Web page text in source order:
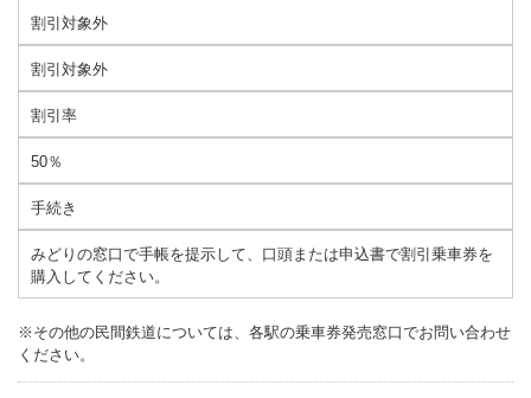
割引対象外
割引対象外
割引率
50％
手続き
みどりの窓口で手帳を提示して、口頭または申込書で割引乗車券を
購入してください。
※その他の民間鉄道については、各駅の乗車券発売窓口でお問い合わせ
ください。